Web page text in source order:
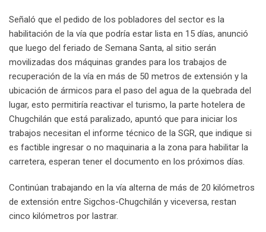
Señaló que el pedido de los pobladores del sector es la
habilitación de la vía que podría estar lista en 15 días, anunció
que luego del feriado de Semana Santa, al sitio serán
movilizadas dos máquinas grandes para los trabajos de
recuperación de la vía en más de 50 metros de extensión y la
ubicación de ármicos para el paso del agua de la quebrada del
lugar, esto permitiría reactivar el turismo, la parte hotelera de
Chugchilán que está paralizado, apuntó que para iniciar los
trabajos necesitan el informe técnico de la SGR, que indique si
es factible ingresar o no maquinaria a la zona para habilitar la
carretera, esperan tener el documento en los próximos días.
Continúan trabajando en la vía alterna de más de 20 kilómetros
de extensión entre Sigchos-Chugchilán y viceversa, restan
cinco kilómetros por lastrar.